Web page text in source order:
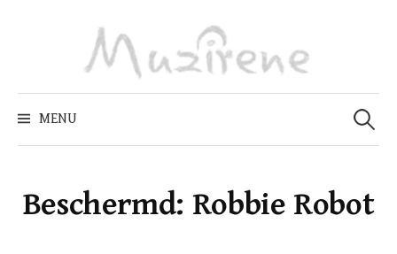
MENU
Zoeken
naar:
Beschermd: Robbie Robot